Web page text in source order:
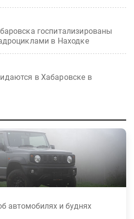
госпитализированы
в Находке
в Хабаровске в
автомобилях и буднях